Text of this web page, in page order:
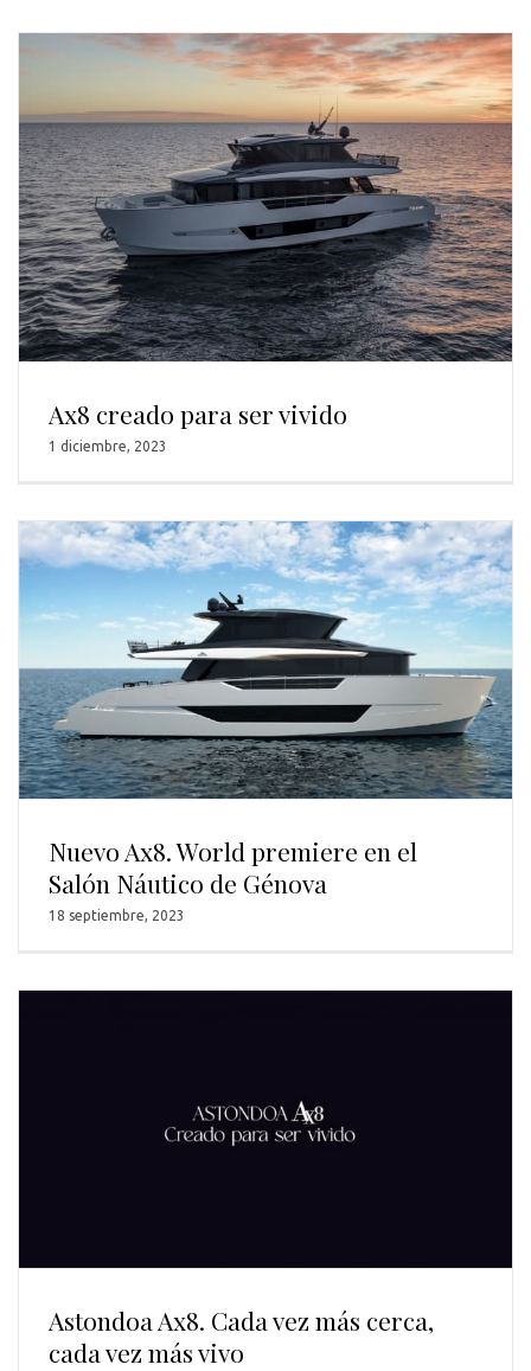
Ax8 creado para ser vivido
1 diciembre, 2023
Nuevo Ax8. World premiere en el
Salón Náutico de Génova
18 septiembre, 2023
Astondoa Ax8. Cada vez más cerca,
cada vez más vivo